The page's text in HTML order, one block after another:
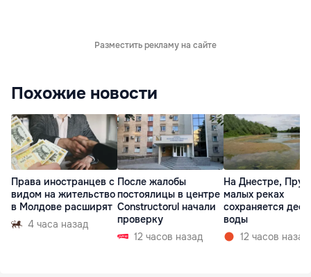
Разместить рекламу на сайте
Похожие новости
Права иностранцев с
видом на жительство
в Молдове расширят
4 часа назад
После жалобы
постоялицы в центре
Constructorul начали
проверку
12 часов назад
На Днестре,
малых реках
сохраняется
воды
12 часов назад